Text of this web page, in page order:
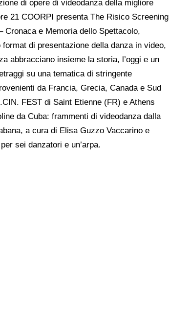
di opere di videodanza della migliore
21 COORPI presenta The Risico Screening
Cronaca e Memoria dello Spettacolo,
di presentazione della danza in video,
abbracciano insieme la storia, l’oggi e un
su una tematica di stringente
da Francia, Grecia, Canada e Sud
FEST di Saint Etienne (FR) e Athens
da Cuba: frammenti di videodanza dalla
a cura di Elisa Guzzo Vaccarino e
sei danzatori e un’arpa.